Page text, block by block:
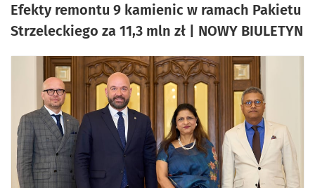
Efekty remontu 9 kamienic w ramach Pakietu
Strzeleckiego za 11,3 mln zł | NOWY BIULETYN